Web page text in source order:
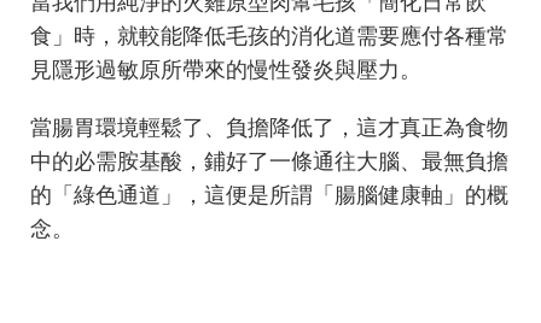
食」時，就較能降低毛孩的消化道需要應付各種常
見隱形過敏原所帶來的慢性發炎與壓力。
當腸胃環境輕鬆了、負擔降低了，這才真正為食物
中的必需胺基酸，鋪好了一條通往大腦、最無負擔
的「綠色通道」，這便是所謂「腸腦健康軸」的概
念。